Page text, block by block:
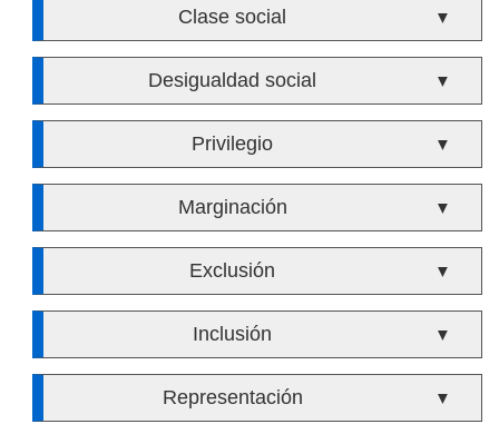
Clase social ▼
Desigualdad social ▼
Privilegio ▼
Marginación ▼
Exclusión ▼
Inclusión ▼
Representación ▼